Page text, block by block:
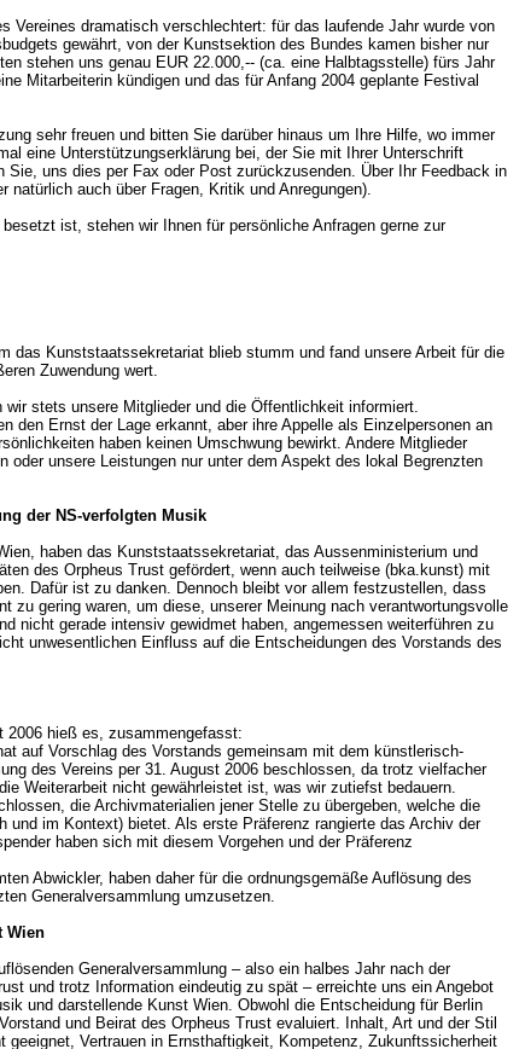
Vereines dramatisch verschlechtert: für das laufende Jahr wurde von
gewährt, von der Kunstsektion des Bundes kamen bisher nur
stehen uns genau EUR 22.000,-- (ca. eine Halbtagsstelle) fürs Jahr
Mitarbeiterin kündigen und das für Anfang 2004 geplante Festival
sehr freuen und bitten Sie darüber hinaus um Ihre Hilfe, wo immer
eine Unterstützungserklärung bei, der Sie mit Ihrer Unterschrift
uns dies per Fax oder Post zurückzusenden. Über Ihr Feedback in
natürlich auch über Fragen, Kritik und Anregungen).
ist, stehen wir Ihnen für persönliche Anfragen gerne zur
das Kunststaatssekretariat blieb stumm und fand unsere Arbeit für die
Zuwendung wert.
stets unsere Mitglieder und die Öffentlichkeit informiert.
den Ernst der Lage erkannt, aber ihre Appelle als Einzelpersonen an
haben keinen Umschwung bewirkt. Andere Mitglieder
oder unsere Leistungen nur unter dem Aspekt des lokal Begrenzten
der NS-verfolgten Musik
haben das Kunststaatssekretariat, das Aussenministerium und
des Orpheus Trust gefördert, wenn auch teilweise (bka.kunst) mit
Dafür ist zu danken. Dennoch bleibt vor allem festzustellen, dass
zu gering waren, um diese, unserer Meinung nach verantwortungsvolle
nicht gerade intensiv gewidmet haben, angemessen weiterführen zu
unwesentlichen Einfluss auf die Entscheidungen des Vorstands des
2006 hieß es, zusammengefasst:
auf Vorschlag des Vorstands gemeinsam mit dem künstlerisch-
des Vereins per 31. August 2006 beschlossen, da trotz vielfacher
Weiterarbeit nicht gewährleistet ist, was wir zutiefst bedauern.
die Archivmaterialien jener Stelle zu übergeben, welche die
und im Kontext) bietet. Als erste Präferenz rangierte das Archiv der
haben sich mit diesem Vorgehen und der Präferenz
Abwickler, haben daher für die ordnungsgemäße Auflösung des
Generalversammlung umzusetzen.
Wien
Generalversammlung – also ein halbes Jahr nach der
und trotz Information eindeutig zu spät – erreichte uns ein Angebot
und darstellende Kunst Wien. Obwohl die Entscheidung für Berlin
und Beirat des Orpheus Trust evaluiert. Inhalt, Art und der Stil
geeignet, Vertrauen in Ernsthaftigkeit, Kompetenz, Zukunftssicherheit